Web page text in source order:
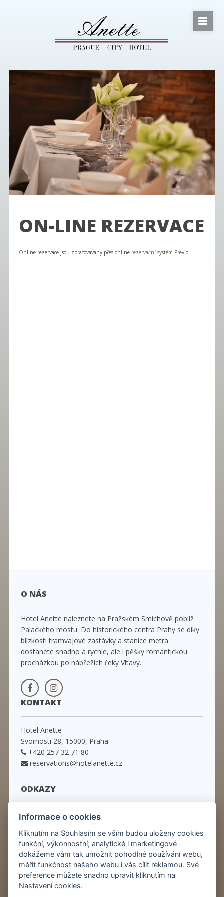
ON-LINE REZERVACE
Online rezervace jsou zpracovávány přes online rezervační systém Previo.
O NÁS
Hotel Anette naleznete na Pražském Smíchově poblíž
Palackého mostu. Do historického centra Prahy se díky
blízkosti tramvajové zastávky a stanice metra
dostanete snadno a rychle, ale i pěšky romantickou
procházkou po nábřežích řeky Vltavy.
KONTAKT
Hotel Anette
Svornosti 28, 15000, Praha
+420 257 32 71 80
reservations@hotelanette.cz
ODKAZY
Úvod
Pobytové balíčky
Služby
Restaurace
Praha
Kontakt
Informace o cookies
Kliknutím na Souhlasím se vším budou uloženy cookies
funkční, výkonnostní, analytické i marketingové -
dokážeme vám tak umožnit pohodlné používání webu,
měřit funkčnost našeho webu i vás cílit reklamou. Své
preference můžete snadno upravit kliknutím na
Nastavení cookies.